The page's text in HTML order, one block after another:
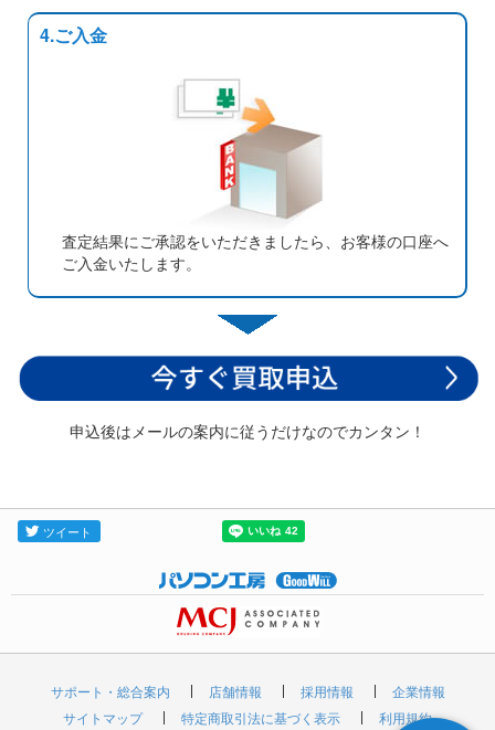
4.ご入金
査定結果にご承認をいただきましたら、お客様の口座へ
ご入金いたします。
申込後はメールの案内に従うだけなのでカンタン！
サポート・総合案内 店舗情報 採用情報
企業情報
サイトマップ
特定商取引法に基づく表示 利用規約